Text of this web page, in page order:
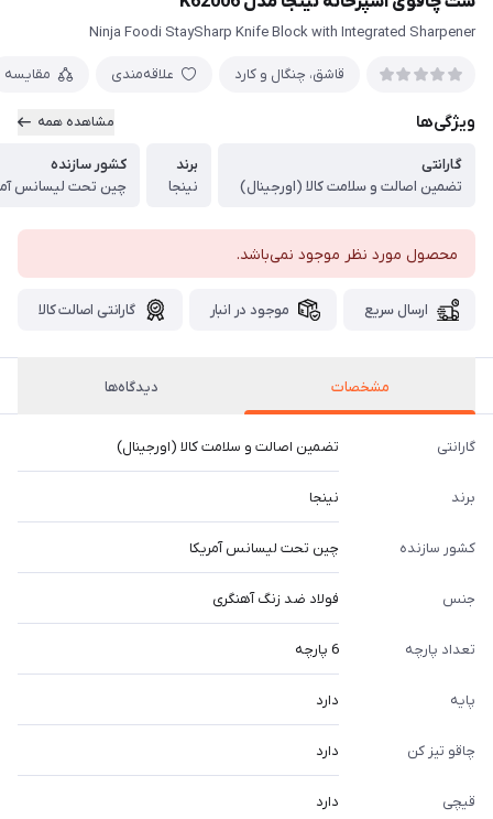
Ninja Foodi StaySharp Knife Block with Integrated Sharpener
قاشق، چنگال و کارد علاقه‌مندی مقایسه
ویژگی‌ها مشاهده همه
گارانتی
تضمین اصالت و سلامت کالا (اورجینال)
برند
نینجا
کشور سازنده
چین تحت لیسانس
محصول مورد نظر موجود نمی‌باشد.
ارسال سریع موجود در انبار گارانتی اصالت کالا
مشخصات دیدگاه‌ها
گارانتی تضمین اصالت و سلامت کالا (اورجینال)
برند نینجا
کشور سازنده چین تحت لیسانس آمریکا
جنس فولاد ضد زنگ آهنگری
تعداد پارچه 6 پارچه
پایه دارد
چاقو تیز کن دارد
قیچی دارد